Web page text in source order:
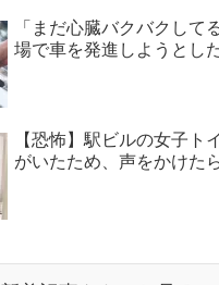
「まだ心臓バクバクして
場で車を発進しようとし
【恐怖】駅ビルの女子ト
がいたため、声をかけた